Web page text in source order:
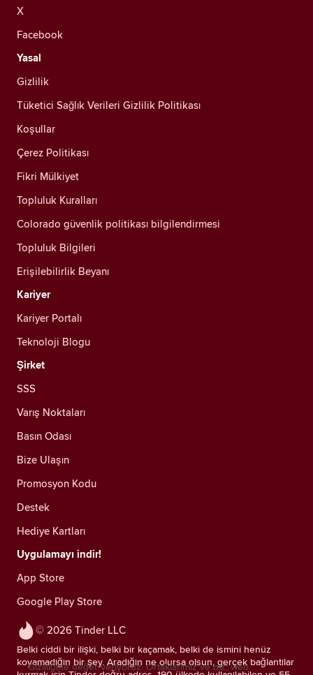
© 2026 Tinder LLC
Belki ciddi bir ilişki, belki bir kaçamak, belki de ismini henüz
koyamadığın bir şey. Aradığın ne olursa olsun, gerçek bağlantılar
X
Facebook
Yasal
Gizlilik
Tüketici Sağlık Verileri Gizlilik Politikası
Koşullar
Çerez Politikası
Fikri Mülkiyet
Topluluk Kuralları
Colorado güvenlik politikası bilgilendirmesi
Topluluk Bilgileri
Erişilebilirlik Beyanı
Kariyer
Kariyer Portalı
Teknoloji Blogu
Şirket
SSS
Varış Noktaları
Basın Odası
Bize Ulaşın
Promosyon Kodu
Destek
Hediye Kartları
Uygulamayı indir!
App Store
Google Play Store
Gizliliğine değer veriyoruz. Ortaklarımız ve biz; web